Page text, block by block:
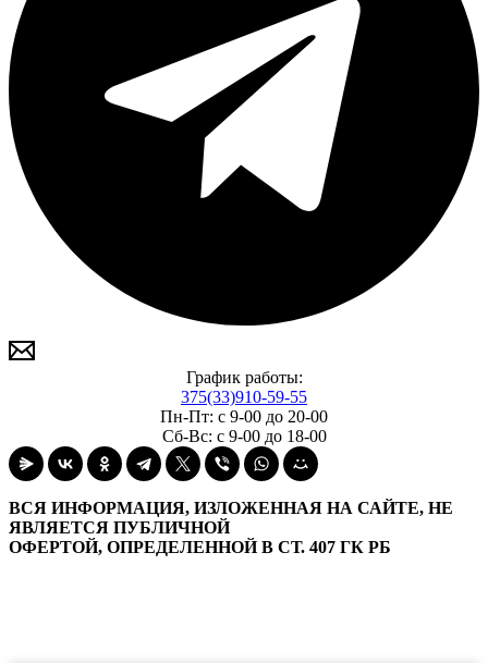
График работы:
375(33)910-59-55
Пн-Пт: с 9-00 до 20-00
Сб-Вс: с 9-00 до 18-00
ВСЯ ИНФОРМАЦИЯ, ИЗЛОЖЕННАЯ НА САЙТЕ, НЕ
ЯВЛЯЕТСЯ ПУБЛИЧНОЙ
ОФЕРТОЙ, ОПРЕДЕЛЕННОЙ В СТ. 407 ГК РБ